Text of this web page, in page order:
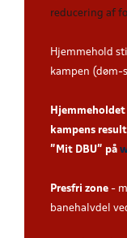
reducering af
Hjemmehold
kampen (døm-
kampens
”Mit DBU” på
Presfri zone -
banehalvdel